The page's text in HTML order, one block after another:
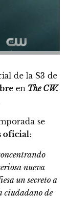
de la S3 de
en The CW.
se
oficial:
nueva
un secreto a
ciudadano de